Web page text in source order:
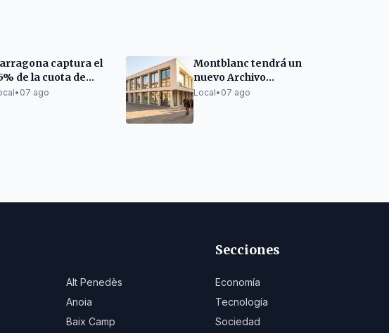
captura el
de la cuota de
roja de la UE
• 07 ago
Montblanc tendrá un
nuevo Archivo
Comarcal en el
Local• 07 ago
Alt Penedès
Anoia
Baix Camp
Secciones
Economía
Tecnología
Sociedad